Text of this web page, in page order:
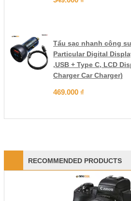
Tẩu sạc nhanh công
Particular Digital
,USB + Type C, LCD
Charger Car Charger)
469.000 ₫
RECOMMENDED PRODUCTS